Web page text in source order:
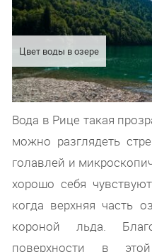
Цвет воды в озере
Вода в Рице такая
можно разглядеть
голавлей и
хорошо себя
когда верхняя часть
короной льда.
поверхности в